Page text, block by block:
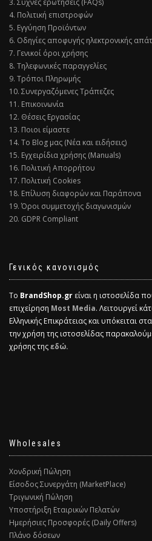
4. Πολιτική επιστροφών
5. Εγγύηση Προϊόντων
6. Οδηγίες αποφυγής ηλεκτρονικής
7. Γενικοί όροι χρήσης
8. Τηλεφωνικές παραγγελίες
9. Τρόποι Πληρωμής
10. Συνεργαζόμενες Τράπεζες
11. Επικοινωνία
12. Θέσεις Εργασίας
13. Ποιοι είμαστε
14. Το Blog μας (Νέα και ειδήσεις)
15. Εγχειρίδια χρήσης (Manuals)
16. Πολιτική Απορρήτου
17. Πολιτική Cookies
18. Επίλυση διαφορών και Παράπονα
19. Όροι συμμετοχής διαγωνισμών
20. GDPR Compliant
Γενικός κανονισμός
Το BrandShop.gr είναι η ιστοσελίδα
επιχείρηση Most Media. Λειτουργεί
Ελληνικής Επικράτειας και υπόκειται
την χρήση της ιστοσελίδας
χρήσης τηςεδώ.
Wholesales
Χονδρική Πώληση
Είσοδος Συνεργάτη (MarketPlace)
Τριγωνική Πώληση
Υποστήριξη Εταιρικών Πελατών
Ημερήσιες Προσφορές (Daily Offers)
Πλάνο δόσεων